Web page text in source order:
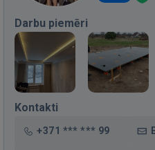
Darbu piemēri
Kontakti
+371 *** *** 99